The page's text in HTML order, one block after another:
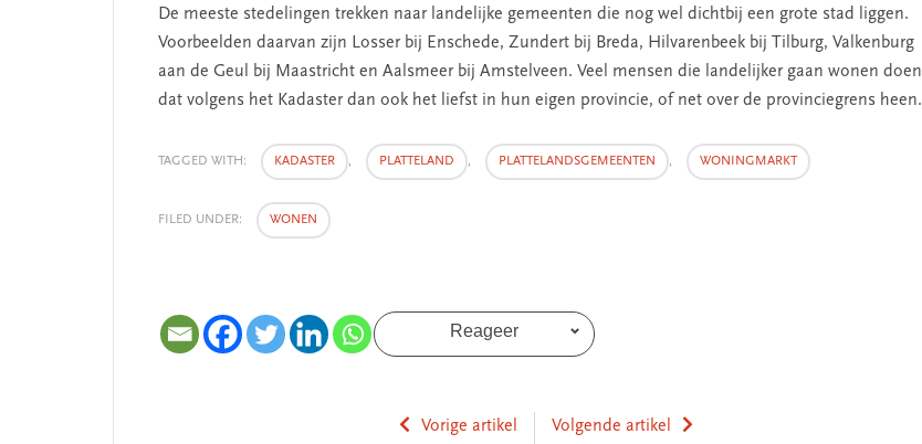
De meeste stedelingen trekken naar landelijke gemeenten die nog wel dichtbij een grote stad liggen.
Voorbeelden daarvan zijn Losser bij Enschede, Zundert bij Breda, Hilvarenbeek bij Tilburg, Valkenburg
aan de Geul bij Maastricht en Aalsmeer bij Amstelveen. Veel mensen die landelijker gaan wonen doen
dat volgens het Kadaster dan ook het liefst in hun eigen provincie, of net over de provinciegrens heen.
TAGGED WITH: KADASTER , PLATTELAND , PLATTELANDSGEMEENTEN , WONINGMARKT
FILED UNDER: WONEN
Reageer
Vorige artikel
Volgende artikel